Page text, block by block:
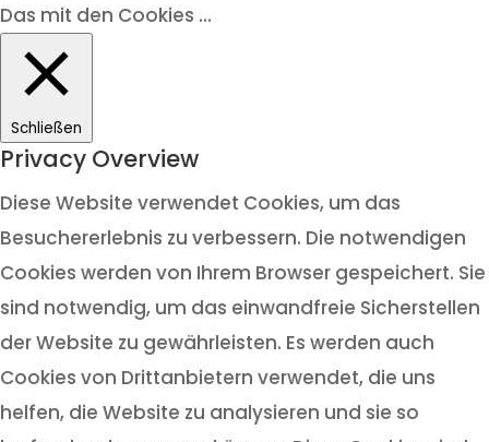
Das mit den Cookies ...
Schließen
Privacy Overview
Diese Website verwendet Cookies, um das
Besuchererlebnis zu verbessern. Die notwendigen
Cookies werden von Ihrem Browser gespeichert. Sie
sind notwendig, um das einwandfreie Sicherstellen
der Website zu gewährleisten. Es werden auch
Cookies von Drittanbietern verwendet, die uns
helfen, die Website zu analysieren und sie so